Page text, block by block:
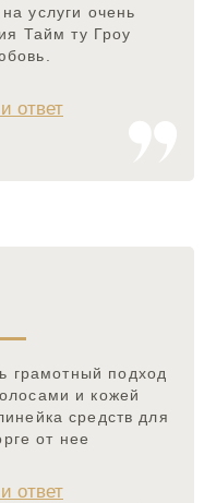
услуги очень
Тайм ту Гроу
ответ
грамотный подход
и кожей
средств для
от нее
ответ